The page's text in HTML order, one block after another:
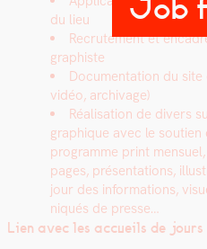
Job
du lieu
Recrute­ment et
graphiste
Doc­u­men­ta­tion du
vidéo, archivage)
Réal­i­sa­tion de divers
graphique avec le sou­tien
pro­gramme print
pages, présen­ta­tions,
jour des infor­ma­tions,
niqués de presse…
Lien avec les accueils de jours